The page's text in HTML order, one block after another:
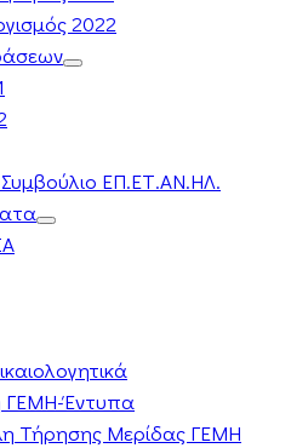
2022
Συμβούλιο ΕΠ.ΕΤ.ΑΝ.ΗΛ.
Έντυπα
Τήρησης Μερίδας ΓΕΜΗ